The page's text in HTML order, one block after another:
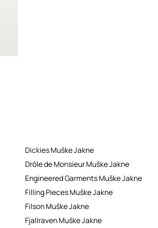
Dickies Muške Jakne
Drôle de Monsieur Muške Jakne
Engineered Garments Muške Jakne
Filling Pieces Muške Jakne
Filson Muške Jakne
Fjallraven Muške Jakne